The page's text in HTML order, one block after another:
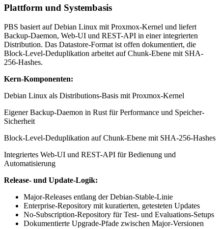
Plattform und Systembasis
PBS basiert auf Debian Linux mit Proxmox-Kernel und liefert
Backup-Daemon, Web-UI und REST-API in einer integrierten
Distribution. Das Datastore-Format ist offen dokumentiert, die
Block-Level-Deduplikation arbeitet auf Chunk-Ebene mit SHA-
256-Hashes.
Kern-Komponenten:
Debian Linux als Distributions-Basis mit Proxmox-Kernel
Eigener Backup-Daemon in Rust für Performance und Speicher-
Sicherheit
Block-Level-Deduplikation auf Chunk-Ebene mit SHA-256-Hashes
Integriertes Web-UI und REST-API für Bedienung und
Automatisierung
Release- und Update-Logik:
Major-Releases entlang der Debian-Stable-Linie
Enterprise-Repository mit kuratierten, getesteten Updates
No-Subscription-Repository für Test- und Evaluations-Setups
Dokumentierte Upgrade-Pfade zwischen Major-Versionen